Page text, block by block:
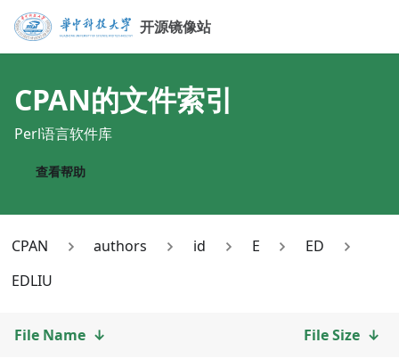
开源镜像站
CPAN的文件索引
Perl语言软件库
查看帮助
CPAN authors id E
ED
EDLIU
File Name ↓ File Size ↓